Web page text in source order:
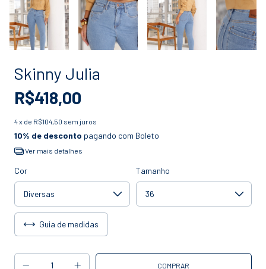
Skinny Julia
R$418,00
4x de R$104,50 sem juros
10% de desconto pagando com Boleto
Ver mais detalhes
Cor Tamanho
Guia de medidas